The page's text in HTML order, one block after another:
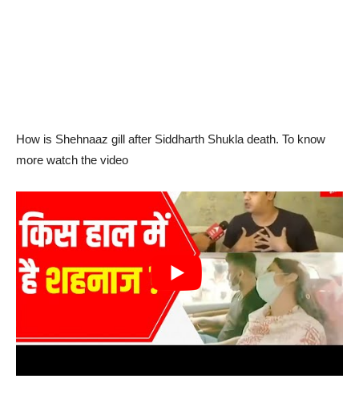
How is Shehnaaz gill after Siddharth Shukla death. To know
more watch the video